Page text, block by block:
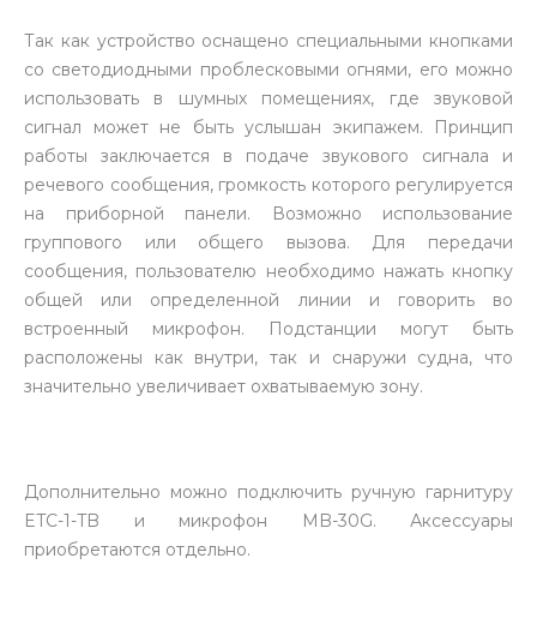
Так как устройство оснащено специальными кнопками
со светодиодными проблесковыми огнями, его можно
использовать в шумных помещениях, где звуковой
сигнал может не быть услышан экипажем. Принцип
работы заключается в подаче звукового сигнала и
речевого сообщения, громкость которого регулируется
на приборной панели. Возможно использование
группового или общего вызова. Для передачи
сообщения, пользователю необходимо нажать кнопку
общей или определенной линии и говорить во
встроенный микрофон. Подстанции могут быть
расположены как внутри, так и снаружи судна, что
значительно увеличивает охватываемую зону.
Дополнительно можно подключить ручную гарнитуру
ETC-1-TB и микрофон MB-30G. Аксессуары
приобретаются отдельно.